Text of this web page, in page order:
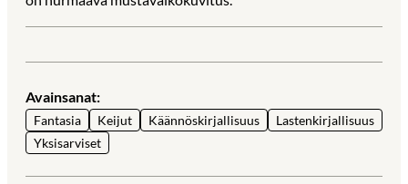
Avainsanat:
Fantasia Keijut Käännöskirjallisuus
Lastenkirjallisuus
Yksisarviset